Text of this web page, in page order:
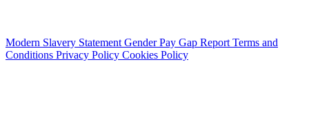
Modern Slavery Statement Gender Pay Gap Report Terms and
Conditions Privacy Policy Cookies Policy